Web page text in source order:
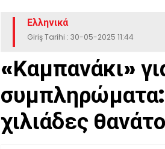
Ελληνικά
Giriş Tarihi : 30-05-2025 11:44
«Καμπανάκι»
συμπληρώματα:
χιλιάδες